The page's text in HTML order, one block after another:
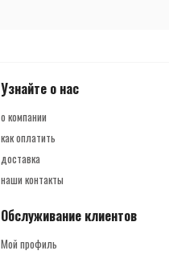
Узнайте о нас
о компании
как оплатить
доставка
наши контакты
Обслуживание клиентов
Мой профиль